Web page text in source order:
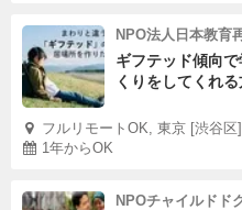
NPO法人日本教育
ギフテッド傾向
くりをしてくれ
フルリモートOK, 東京 [渋谷区]
1年からOK
NPOチャイルドド